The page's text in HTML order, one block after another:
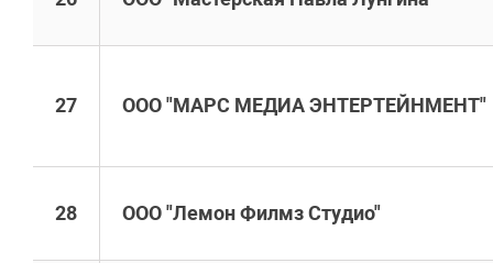
27 ООО "МАРС МЕДИА ЭНТЕРТЕЙНМЕНТ"
28 ООО "Лемон Филмз Студио"